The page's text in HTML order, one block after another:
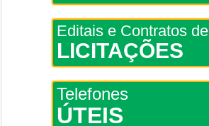
Editais e Contratos de
LICITAÇÕES
Telefones
ÚTEIS